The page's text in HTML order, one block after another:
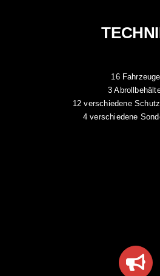
16 Fahrzeuge
3
12 verschiedene
4 verschiedene